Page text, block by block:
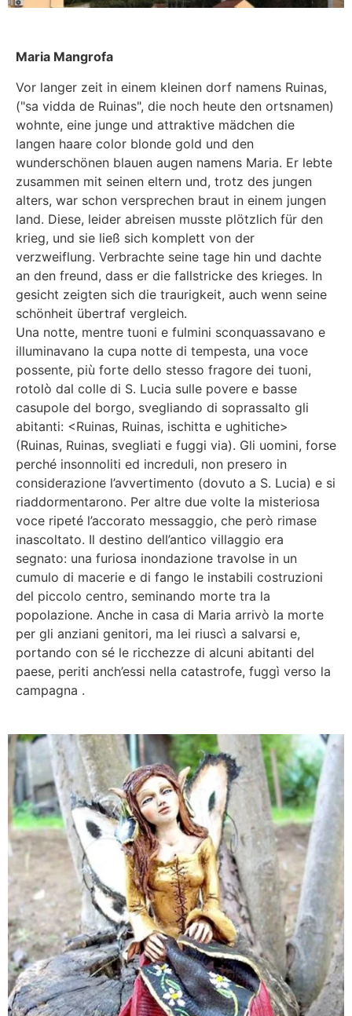
Maria Mangrofa
Vor langer zeit in einem kleinen dorf namens Ruinas,
("sa vidda de Ruinas", die noch heute den ortsnamen)
wohnte, eine junge und attraktive mädchen die
langen haare color blonde gold und den
wunderschönen blauen augen namens Maria. Er lebte
zusammen mit seinen eltern und, trotz des jungen
alters, war schon versprechen braut in einem jungen
land. Diese, leider abreisen musste plötzlich für den
krieg, und sie ließ sich komplett von der
verzweiflung. Verbrachte seine tage hin und dachte
an den freund, dass er die fallstricke des krieges. In
gesicht zeigten sich die traurigkeit, auch wenn seine
schönheit übertraf vergleich.
Una notte, mentre tuoni e fulmini sconquassavano e
illuminavano la cupa notte di tempesta, una voce
possente, più forte dello stesso fragore dei tuoni,
rotolò dal colle di S. Lucia sulle povere e basse
casupole del borgo, svegliando di soprassalto gli
abitanti: <Ruinas, Ruinas, ischitta e ughitiche>
(Ruinas, Ruinas, svegliati e fuggi via). Gli uomini, forse
perché insonnoliti ed increduli, non presero in
considerazione l’avvertimento (dovuto a S. Lucia) e si
riaddormentarono. Per altre due volte la misteriosa
voce ripeté l’accorato messaggio, che però rimase
inascoltato. Il destino dell’antico villaggio era
segnato: una furiosa inondazione travolse in un
cumulo di macerie e di fango le instabili costruzioni
del piccolo centro, seminando morte tra la
popolazione. Anche in casa di Maria arrivò la morte
per gli anziani genitori, ma lei riuscì a salvarsi e,
portando con sé le ricchezze di alcuni abitanti del
paese, periti anch’essi nella catastrofe, fuggì verso la
campagna .